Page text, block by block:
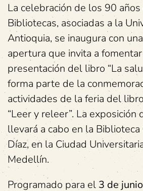
La celebración de los 90
Bibliotecas, asociadas a la
Antioquia, se inaugura con
apertura que invita a
presentación del libro “La
forma parte de la
actividades de la feria del
“Leer y releer”. La exposición
llevará a cabo en la Biblioteca
Díaz, en la Ciudad
Medellín.
Programado para el 3 de junio